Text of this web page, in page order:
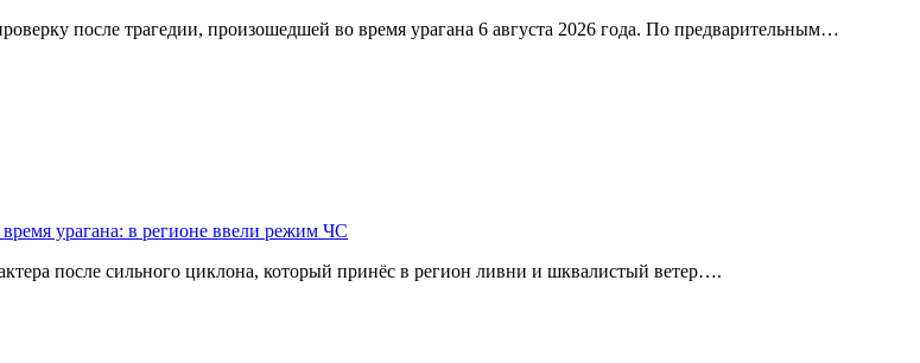
после трагедии, произошедшей во время урагана 6 августа 2026 года. По предварительным…
урагана: в регионе ввели режим ЧС
после сильного циклона, который принёс в регион ливни и шквалистый ветер….